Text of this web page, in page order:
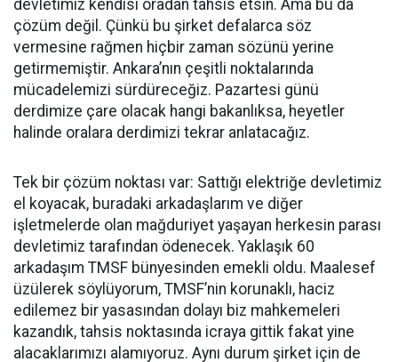
devletimiz kendisi oradan tahsis etsin. Ama bu da
çözüm değil. Çünkü bu şirket defalarca söz
vermesine rağmen hiçbir zaman sözünü yerine
getirmemiştir. Ankara’nın çeşitli noktalarında
mücadelemizi sürdüreceğiz. Pazartesi günü
derdimize çare olacak hangi bakanlıksa, heyetler
halinde oralara derdimizi tekrar anlatacağız.
Tek bir çözüm noktası var: Sattığı elektriğe devletimiz
el koyacak, buradaki arkadaşlarım ve diğer
işletmelerde olan mağduriyet yaşayan herkesin parası
devletimiz tarafından ödenecek. Yaklaşık 60
arkadaşım TMSF bünyesinden emekli oldu. Maalesef
üzülerek söylüyorum, TMSF’nin korunaklı, haciz
edilemez bir yasasından dolayı biz mahkemeleri
kazandık, tahsis noktasında icraya gittik fakat yine
alacaklarımızı alamıyoruz. Aynı durum şirket için de